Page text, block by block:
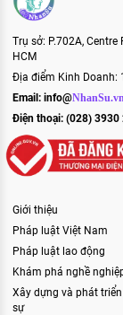
Trụ sở: P.702A,
HCM
Địa điểm Kinh Doanh:
Email: info@
Điện thoại: (028)
Giới thiệu
Pháp luật Việt Nam
Pháp luật lao động
Khám phá nghề
Xây dựng và phát
sự